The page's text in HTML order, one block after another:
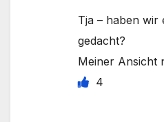
Tja – haben wir
gedacht?
Meiner Ansicht
4